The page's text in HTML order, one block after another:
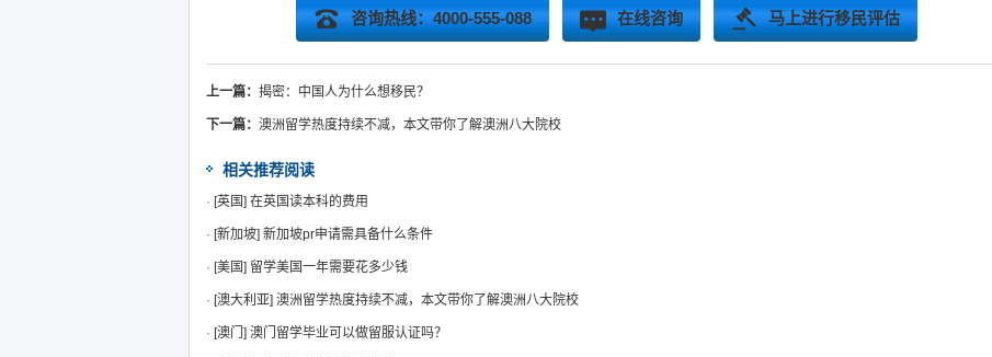
咨询热线：4000-555-088 在线咨询 马上进行移民评估
上一篇： 揭密：中国人为什么想移民？
下一篇： 澳洲留学热度持续不减，本文带你了解澳洲八大院校
相关推荐阅读
· [英国] 在英国读本科的费用
· [新加坡] 新加坡pr申请需具备什么条件
· [美国] 留学美国一年需要花多少钱
· [澳大利亚] 澳洲留学热度持续不减，本文带你了解澳洲八大院校
· [澳门] 澳门留学毕业可以做留服认证吗？